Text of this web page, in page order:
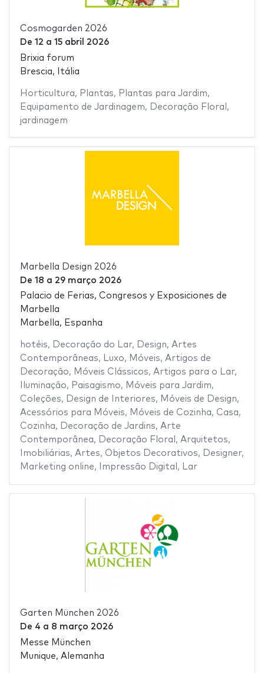
Cosmogarden 2026
De 12 a 15 abril 2026
Brixia forum
Brescia, Itália
Horticultura, Plantas, Plantas para Jardim,
Equipamento de Jardinagem, Decoração Floral ,
jardinagem
Marbella Design 2026
De 18 a 29 março 2026
Palacio de Ferias, Congresos y Exposiciones de
Marbella
Marbella, Espanha
hotéis, Decoração do Lar, Design, Artes
Contemporâneas, Luxo, Móveis, Artigos de
Decoração, Móveis Clássicos, Artigos para o Lar,
Iluminação, Paisagismo, Móveis para Jardim,
Coleções, Design de Interiores, Móveis de Design,
Acessórios para Móveis, Móveis de Cozinha, Casa,
Cozinha, Decoração de Jardins, Arte
Contemporânea, Decoração Floral , Arquitetos,
Imobiliárias, Artes, Objetos Decorativos, Designer,
Marketing online, Impressão Digital , Lar
Garten München 2026
De 4 a 8 março 2026
Messe München
Munique, Alemanha